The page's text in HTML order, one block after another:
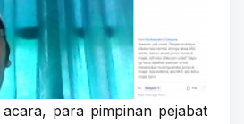
para pimpinan pejabat